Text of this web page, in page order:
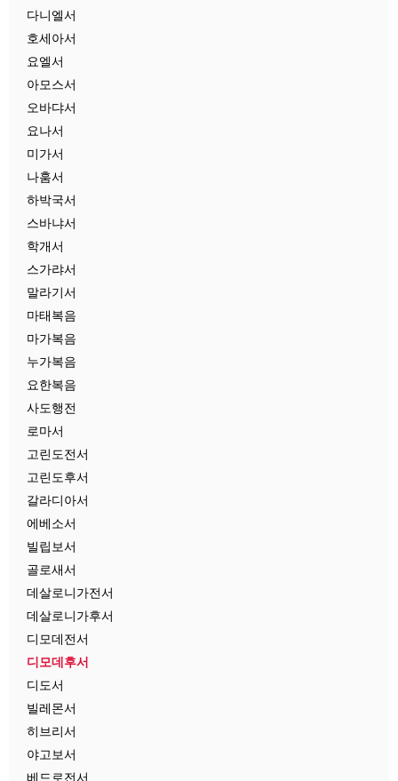
다니엘서
호세아서
요엘서
아모스서
오바댜서
요나서
미가서
나훔서
하박국서
스바냐서
학개서
스가랴서
말라기서
마태복음
마가복음
누가복음
요한복음
사도행전
로마서
고린도전서
고린도후서
갈라디아서
에베소서
빌립보서
골로새서
데살로니가전서
데살로니가후서
디모데전서
디모데후서
디도서
빌레몬서
히브리서
야고보서
베드로전서